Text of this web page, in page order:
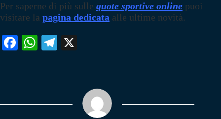
Per saperne di più sulle quote sportive online puoi
visitare la pagina dedicata alle ultime novità.
Fa W
pp
Te
m